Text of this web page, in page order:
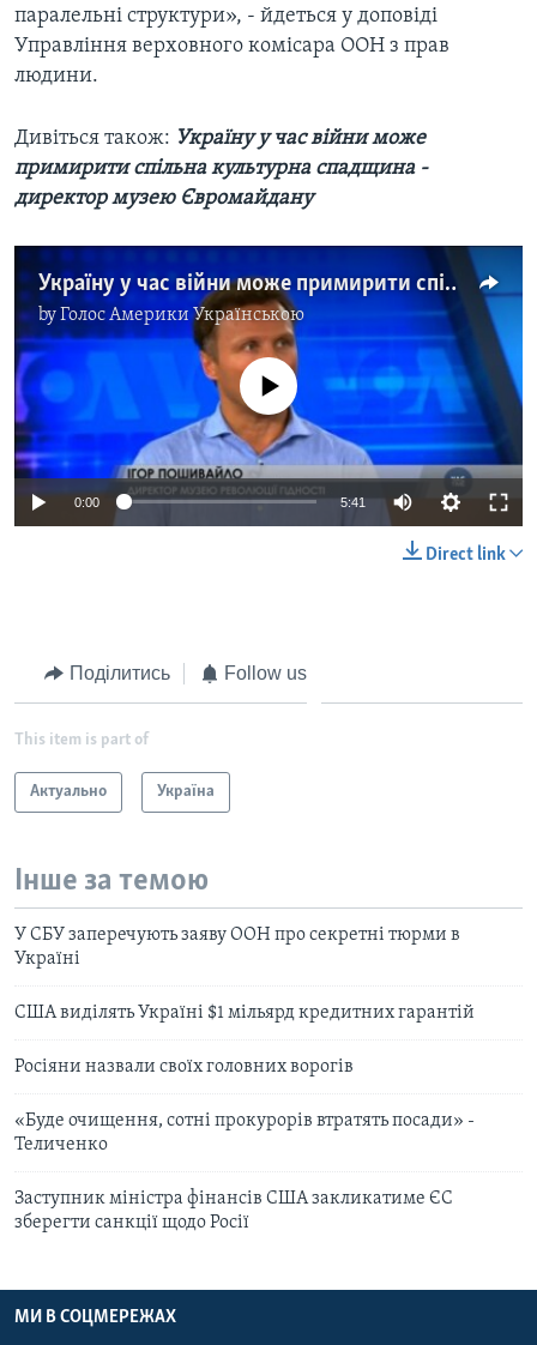
паралельні структури», - йдеться у доповіді
Управління верховного комісара ООН з прав
людини.
Дивіться також: Україну у час війни може
примирити спільна культурна спадщина -
директор музею Євромайдану
Україну у час війни може примирити спільна культурна спадщина - директор музею Євромайдану. Відео
byГолос Америки Українською
No media source currently available
0:00 5:41
Direct link
Поділитись Follow us
This item is part of
Актуально Україна
Інше за темою
У СБУ заперечують заяву ООН про секретні тюрми в
Україні
США виділять Україні $1 мільярд кредитних гарантій
Росіяни назвали своїх головних ворогів
«Буде очищення, сотні прокурорів втратять посади» -
Теличенко
Заступник міністра фінансів США закликатиме ЄС
зберегти санкції щодо Росії
МИ В СОЦМЕРЕЖАХ